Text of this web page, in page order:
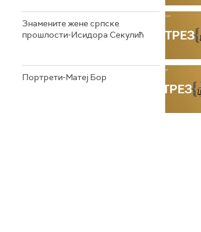
Знамените жене српске
прошлости-Исидора Секулић
Портрети-Матеј Бор